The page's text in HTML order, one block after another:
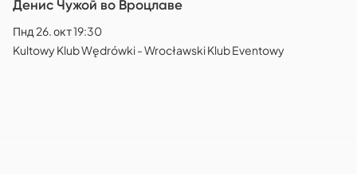
Денис Чужой во Вроцлаве
Пнд 26. окт 19:30
Kultowy Klub Wędrówki - Wrocławski Klub Eventowy